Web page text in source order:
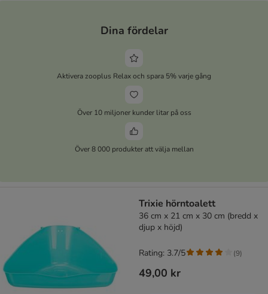
Dina fördelar
Aktivera zooplus Relax och spara 5% varje gång
Över 10 miljoner kunder litar på oss
Över 8 000 produkter att välja mellan
Trixie hörntoalett
36 cm x 21 cm x 30 cm (bredd x
djup x höjd)
49,00 kr
Rating: 3.7/5 (9)